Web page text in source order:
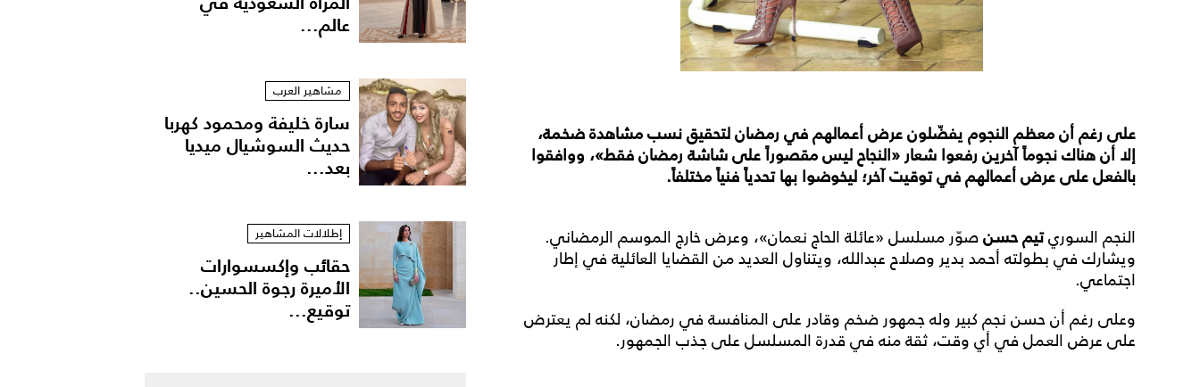
على رغم أن معظم النجوم يفضّلون عرض أعمالهم في رمضان لتحقيق نسب مشاهدة ضخمة،
إلا أن هناك نجوماً آخرين رفعوا شعار «النجاح ليس مقصوراً على شاشة رمضان فقط»، ووافقوا
بالفعل على عرض أعمالهم في توقيت آخر؛ ليخوضوا بها تحدياً فنياً مختلفاً.
النجم السوريتيم حسنصوّر مسلسل «عائلة الحاج نعمان»، وعرض خارج الموسم الرمضاني.
ويشارك في بطولته أحمد بدير وصلاح عبدالله، ويتناول العديد من القضايا العائلية في إطار
اجتماعي.
وعلى رغم أن حسن نجم كبير وله جمهور ضخم وقادر على المنافسة في رمضان، لكنه لم يعترض
على عرض العمل في أي وقت، ثقة منه في قدرة المسلسل على جذب الجمهور.
عالم...
مشاهير العرب
سارة خليفة ومحمود كهربا
حديث السوشيال ميديا
بعد...
إطلالات المشاهير
حقائب وإكسسوارات
الأميرة رجوة الحسين..
توقيع...